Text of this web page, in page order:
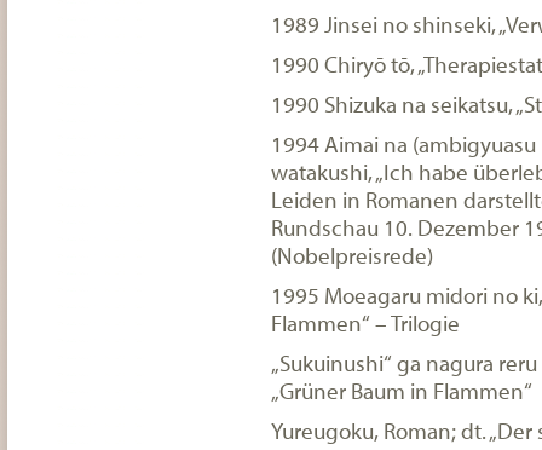
1989 Jinsei no shinseki,
1990 Chiryō tō,
1990 Shizuka na seikatsu,
1994 Aimai na
watakushi, „Ich habe
Leiden in Romanen
Rundschau 10. Dezember
(Nobelpreisrede)
1995 Moeagaru midori no
Flammen“ – Trilogie
„Sukuinushi“ ga nagura
„Grüner Baum in Flammen“
Yureugoku, Roman; dt. „Der